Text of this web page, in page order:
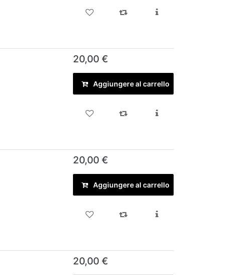
20,00 €
Aggiungere al carrello
20,00 €
Aggiungere al carrello
20,00 €